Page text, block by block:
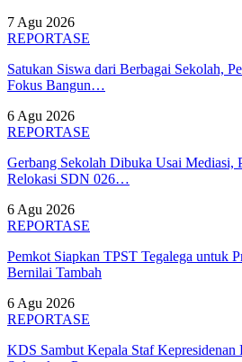
7 Agu 2026
REPORTASE
Satukan Siswa dari Berbagai Sekolah,
Fokus Bangun…
6 Agu 2026
REPORTASE
Gerbang Sekolah Dibuka Usai Mediasi,
Relokasi SDN 026…
6 Agu 2026
REPORTASE
Pemkot Siapkan TPST Tegalega untuk
Bernilai Tambah
6 Agu 2026
REPORTASE
KDS Sambut Kepala Staf Kepresidenan